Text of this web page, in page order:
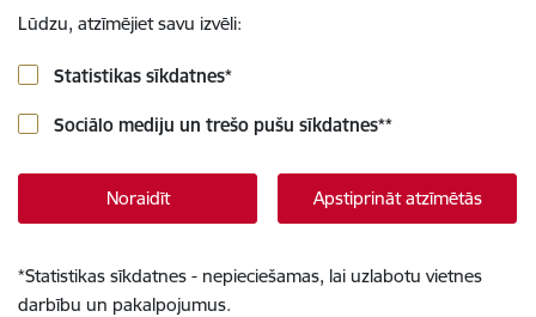
Lūdzu, atzīmējiet savu izvēli:
Statistikas sīkdatnes*
Sociālo mediju un trešo pušu sīkdatnes**
Noraidīt Apstiprināt atzīmētās
*Statistikas sīkdatnes - nepieciešamas, lai uzlabotu vietnes
darbību un pakalpojumus.